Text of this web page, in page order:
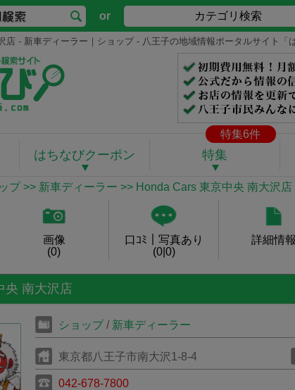
or カテゴリ検索
店 - 新車ディーラー｜ショップ - 八王子の地域情報ポータルサイト「
特集6件
はちなびクーポン 特集
プ>> 新車ディーラー >> Honda Cars 東京中央 南大沢店
画像
(0)
口ｺﾐ｜写真あり
(0|0)
詳細情報
央 南大沢店
ショップ/ 新車ディーラー
東京都八王子市南大沢1-8-4
042-678-7800